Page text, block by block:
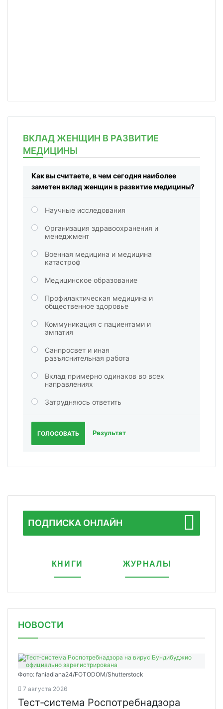
ВКЛАД ЖЕНЩИН В РАЗВИТИЕ
МЕДИЦИНЫ
Как вы считаете, в чем сегодня наиболее
заметен вклад женщин в развитие медицины?
Научные исследования
Организация здравоохранения и
менеджмент
Военная медицина и медицина
катастроф
Медицинское образование
Профилактическая медицина и
общественное здоровье
Коммуникация с пациентами и
эмпатия
Санпросвет и иная
разъяснительная работа
Вклад примерно одинаков во всех
направлениях
Затрудняюсь ответить
ГОЛОСОВАТЬ Результат
ПОДПИСКА ОНЛАЙН
КНИГИ ЖУРНАЛЫ
НОВОСТИ
Фото: faniadiana24/FOTODOM/Shutterstock
7 августа 2026
Тест‑система Роспотребнадзора